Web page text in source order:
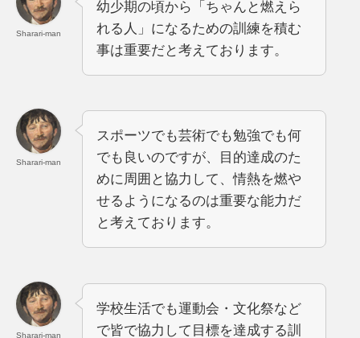
Sharari-man
幼少期の頃から「ちゃんと燃えら
れる人」になるための訓練を積む
事は重要だと考えております。
Sharari-man
スポーツでも芸術でも勉強でも何
でも良いのですが、目的達成のた
めに周囲と協力して、情熱を燃や
せるようになるのは重要な能力だ
と考えております。
Sharari-man
学校生活でも運動会・文化祭など
で皆で協力して目標を達成する訓